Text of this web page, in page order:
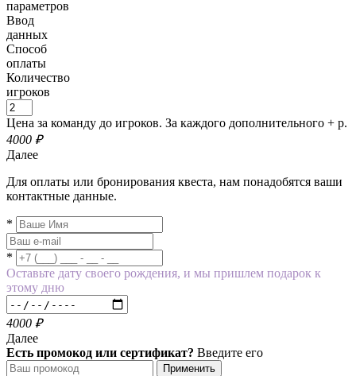
параметров
Ввод
данных
Способ
оплаты
Количество
игроков
Цена за команду до игроков. За каждого дополнительного + р.
4000 ₽
Далее
Для оплаты или бронирования квеста, нам понадобятся ваши
контактные данные.
*
*
Оставьте дату своего рождения, и мы пришлем подарок к
этому дню
4000 ₽
Далее
Есть промокод или сертификат? Введите его
Применить